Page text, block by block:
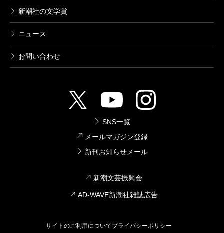
新潮社の文学賞
ニュース
お問い合わせ
SNS一覧
メールマガジン登録
新刊お知らせメール
新潮文芸振興会
AD-WAVE新潮社雑誌広告
サイトのご利用についてプライバシーポリシー